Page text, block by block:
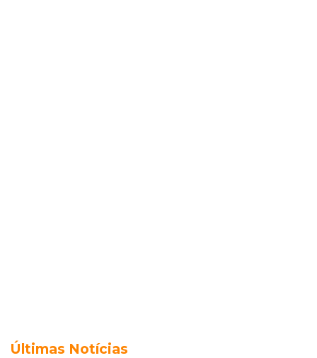
Últimas Notícias